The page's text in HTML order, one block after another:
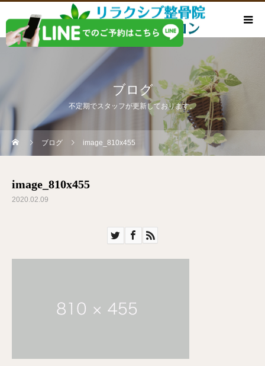
ブログ
不定期でスタッフが更新しております。
ブログ image_810x455
image_810x455
2020.02.09